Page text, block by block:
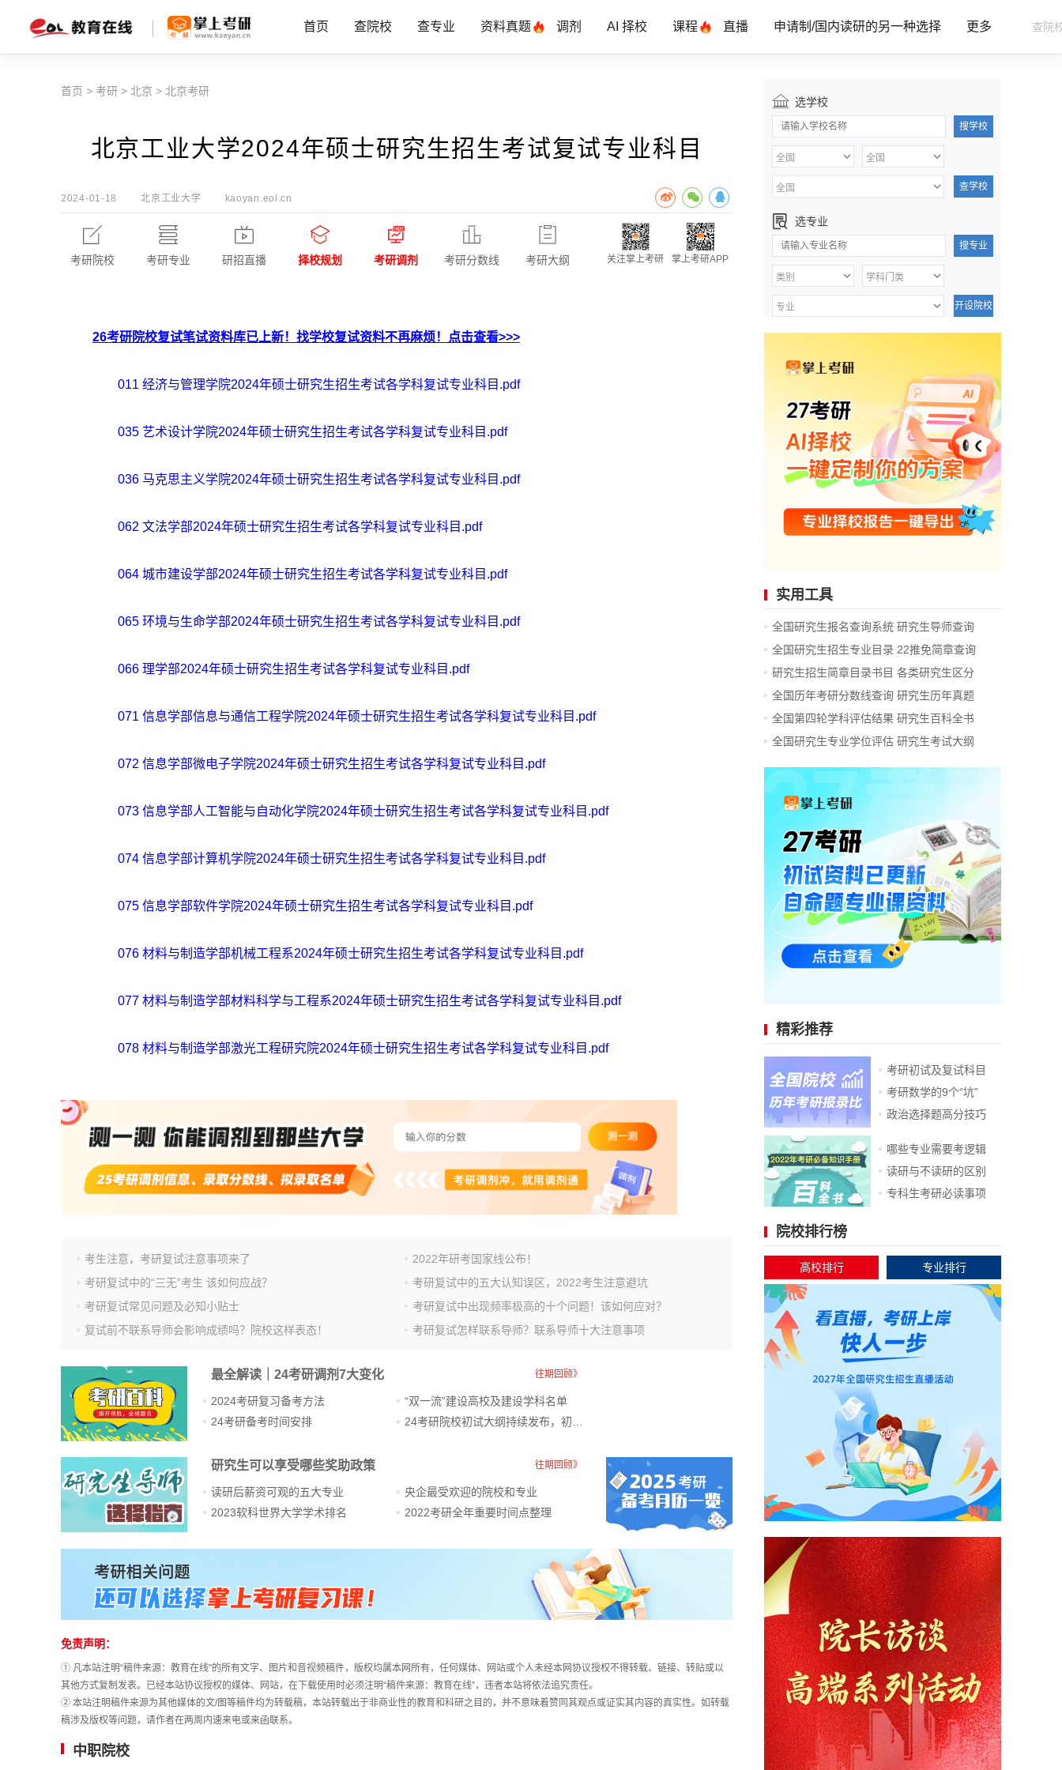
首页 查院校 查专业 资料真题 调剂 AI 择校 课程 直播 申请制/国内读研的另一种选择 更多
首页 > 考研 > 北京 > 北京考研
北京工业大学2024年硕士研究生招生考试复试专业科目
2024-01-18 北京工业大学 kaoyan.eol.cn
考研院校 考研专业 研招直播 择校规划 考研调剂 考研分数线 考研大纲 关注掌上考研 掌上考研APP
26考研院校复试笔试资料库已上新！找学校复试资料不再麻烦！点击查看>>>
011 经济与管理学院2024年硕士研究生招生考试各学科复试专业科目.pdf
035 艺术设计学院2024年硕士研究生招生考试各学科复试专业科目.pdf
036 马克思主义学院2024年硕士研究生招生考试各学科复试专业科目.pdf
062 文法学部2024年硕士研究生招生考试各学科复试专业科目.pdf
064 城市建设学部2024年硕士研究生招生考试各学科复试专业科目.pdf
065 环境与生命学部2024年硕士研究生招生考试各学科复试专业科目.pdf
066 理学部2024年硕士研究生招生考试各学科复试专业科目.pdf
071 信息学部信息与通信工程学院2024年硕士研究生招生考试各学科复试专业科目.pdf
072 信息学部微电子学院2024年硕士研究生招生考试各学科复试专业科目.pdf
073 信息学部人工智能与自动化学院2024年硕士研究生招生考试各学科复试专业科目.pdf
074 信息学部计算机学院2024年硕士研究生招生考试各学科复试专业科目.pdf
075 信息学部软件学院2024年硕士研究生招生考试各学科复试专业科目.pdf
076 材料与制造学部机械工程系2024年硕士研究生招生考试各学科复试专业科目.pdf
077 材料与制造学部材料科学与工程系2024年硕士研究生招生考试各学科复试专业科目.pdf
078 材料与制造学部激光工程研究院2024年硕士研究生招生考试各学科复试专业科目.pdf
考生注意，考研复试注意事项来了
2022年研考国家线公布！
考研复试中的“三无”考生 该如何应战？
考研复试中的五大认知误区，2022考生注意避坑
考研复试常见问题及必知小贴士
考研复试中出现频率极高的十个问题！该如何应对？
复试前不联系导师会影响成绩吗？院校这样表态！
考研复试怎样联系导师？联系导师十大注意事项
最全解读｜24考研调剂7大变化 往期回顾》
2024考研复习备考方法
24考研备考时间安排
“双一流”建设高校及建设学科名单
研究生可以享受哪些奖助政策 往期回顾》
读研后薪资可观的五大专业
2023软科世界大学学术排名
央企最受欢迎的院校和专业
2022考研全年重要时间点整理
免责声明：
① 凡本站注明“稿件来源：教育在线”的所有文字、图片和音视频稿件，版权均属本网所有，任何媒体、网站或个人未经本网协议授权不得转载、链接、转贴或以
其他方式复制发表。已经本站协议授权的媒体、网站，在下载使用时必须注明“稿件来源：教育在线”，违者本站将依法追究责任。
② 本站注明稿件来源为其他媒体的文/图等稿件均为转载稿，本站转载出于非商业性的教育和科研之目的，并不意味着赞同其观点或证实其内容的真实性。如转载
稿涉及版权等问题，请作者在两周内速来电或来函联系。
中职院校
选学校
搜学校
查学校
选专业
搜专业
开设院校
实用工具
全国研究生报名查询系统 研究生导师查询
全国研究生招生专业目录 22推免简章查询
研究生招生简章目录书目 各类研究生区分
全国历年考研分数线查询 研究生历年真题
全国第四轮学科评估结果 研究生百科全书
全国研究生专业学位评估 研究生考试大纲
精彩推荐
考研初试及复试科目
考研数学的9个“坑”
政治选择题高分技巧
哪些专业需要考逻辑
读研与不读研的区别
专科生考研必读事项
院校排行榜
高校排行 专业排行